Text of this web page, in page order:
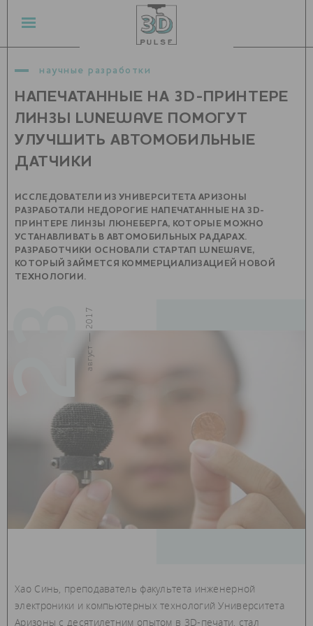
научные разработки
НАПЕЧАТАННЫЕ НА 3D-ПРИНТЕРЕ
ЛИНЗЫ LUNEWAVE ПОМОГУТ
УЛУЧШИТЬ АВТОМОБИЛЬНЫЕ
ДАТЧИКИ
ИССЛЕДОВАТЕЛИ ИЗ УНИВЕРСИТЕТА АРИЗОНЫ
РАЗРАБОТАЛИ НЕДОРОГИЕ НАПЕЧАТАННЫЕ НА 3D-
ПРИНТЕРЕ ЛИНЗЫ ЛЮНЕБЕРГА, КОТОРЫЕ МОЖНО
УСТАНАВЛИВАТЬ В АВТОМОБИЛЬНЫХ РАДАРАХ.
РАЗРАБОТЧИКИ ОСНОВАЛИ СТАРТАП LUNEWAVE,
КОТОРЫЙ ЗАЙМЕТСЯ КОММЕРЦИАЛИЗАЦИЕЙ НОВОЙ
ТЕХНОЛОГИИ.
23
август — 2017
Хао Синь, преподаватель факультета инженерной
электроники и компьютерных технологий Университета
Аризоны с десятилетним опытом в 3D-печати, стал